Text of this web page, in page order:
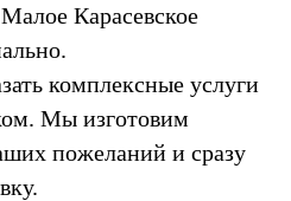
Карасевское
комплексные услуги
Мы изготовим
пожеланий и сразу